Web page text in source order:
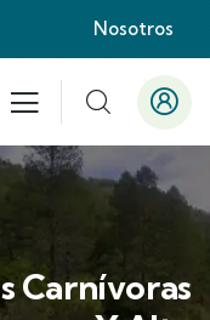
Nosotros
Carnívoras